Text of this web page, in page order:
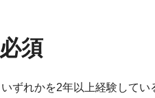
必須
いずれかを2年以上経験してい